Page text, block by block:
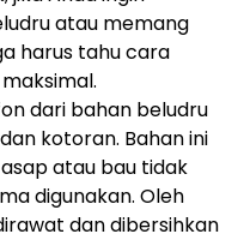
atau memang
harus tahu cara
dari bahan beludru
kotoran. Bahan ini
atau bau tidak
digunakan. Oleh
dan dibersihkan